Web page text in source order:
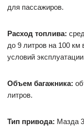
для пассажиров.
Расход топлива:
до 9 литров на 100 км
условий
Объем багажника:
литров.
Тип привода: Мазда